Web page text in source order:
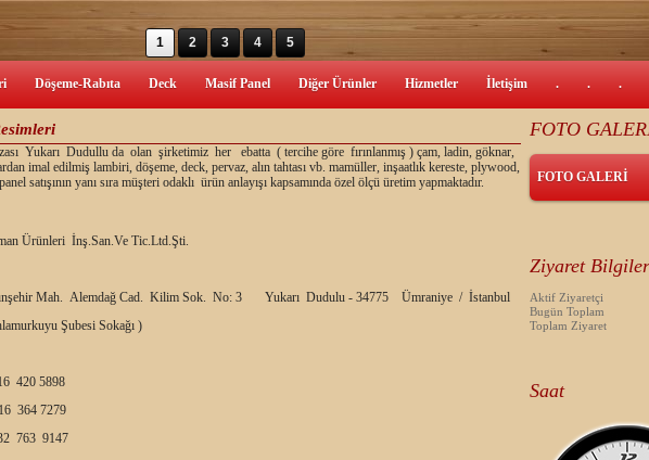
1 2 3 4 5
Döşeme-Rabıta Deck Masif Panel Diğer Ürünler Hizmetler İletişim . . .
Yukarı Dudullu da olan şirketimiz her ebatta ( tercihe göre fırınlanmış ) çam, ladin, göknar,
imal edilmiş lambiri, döşeme, deck, pervaz, alın tahtası vb. mamüller, inşaatlık kereste, plywood,
satışının yanı sıra müşteri odaklı ürün anlayışı kapsamında özel ölçü üretim yapmaktadır.
Ürünleri İnş.San.Ve Tic.Ltd.Şti.
Mah. Alemdağ Cad. Kilim Sok. No: 3 Yukarı Dudulu - 34775 Ümraniye / İstanbul
Şubesi Sokağı )
420 5898
364 7279
763 9147
FOTO
FOTO GALERİ
Ziyaret
Aktif Ziyaretçi
Bugün Toplam
Toplam Ziyaret
Saat